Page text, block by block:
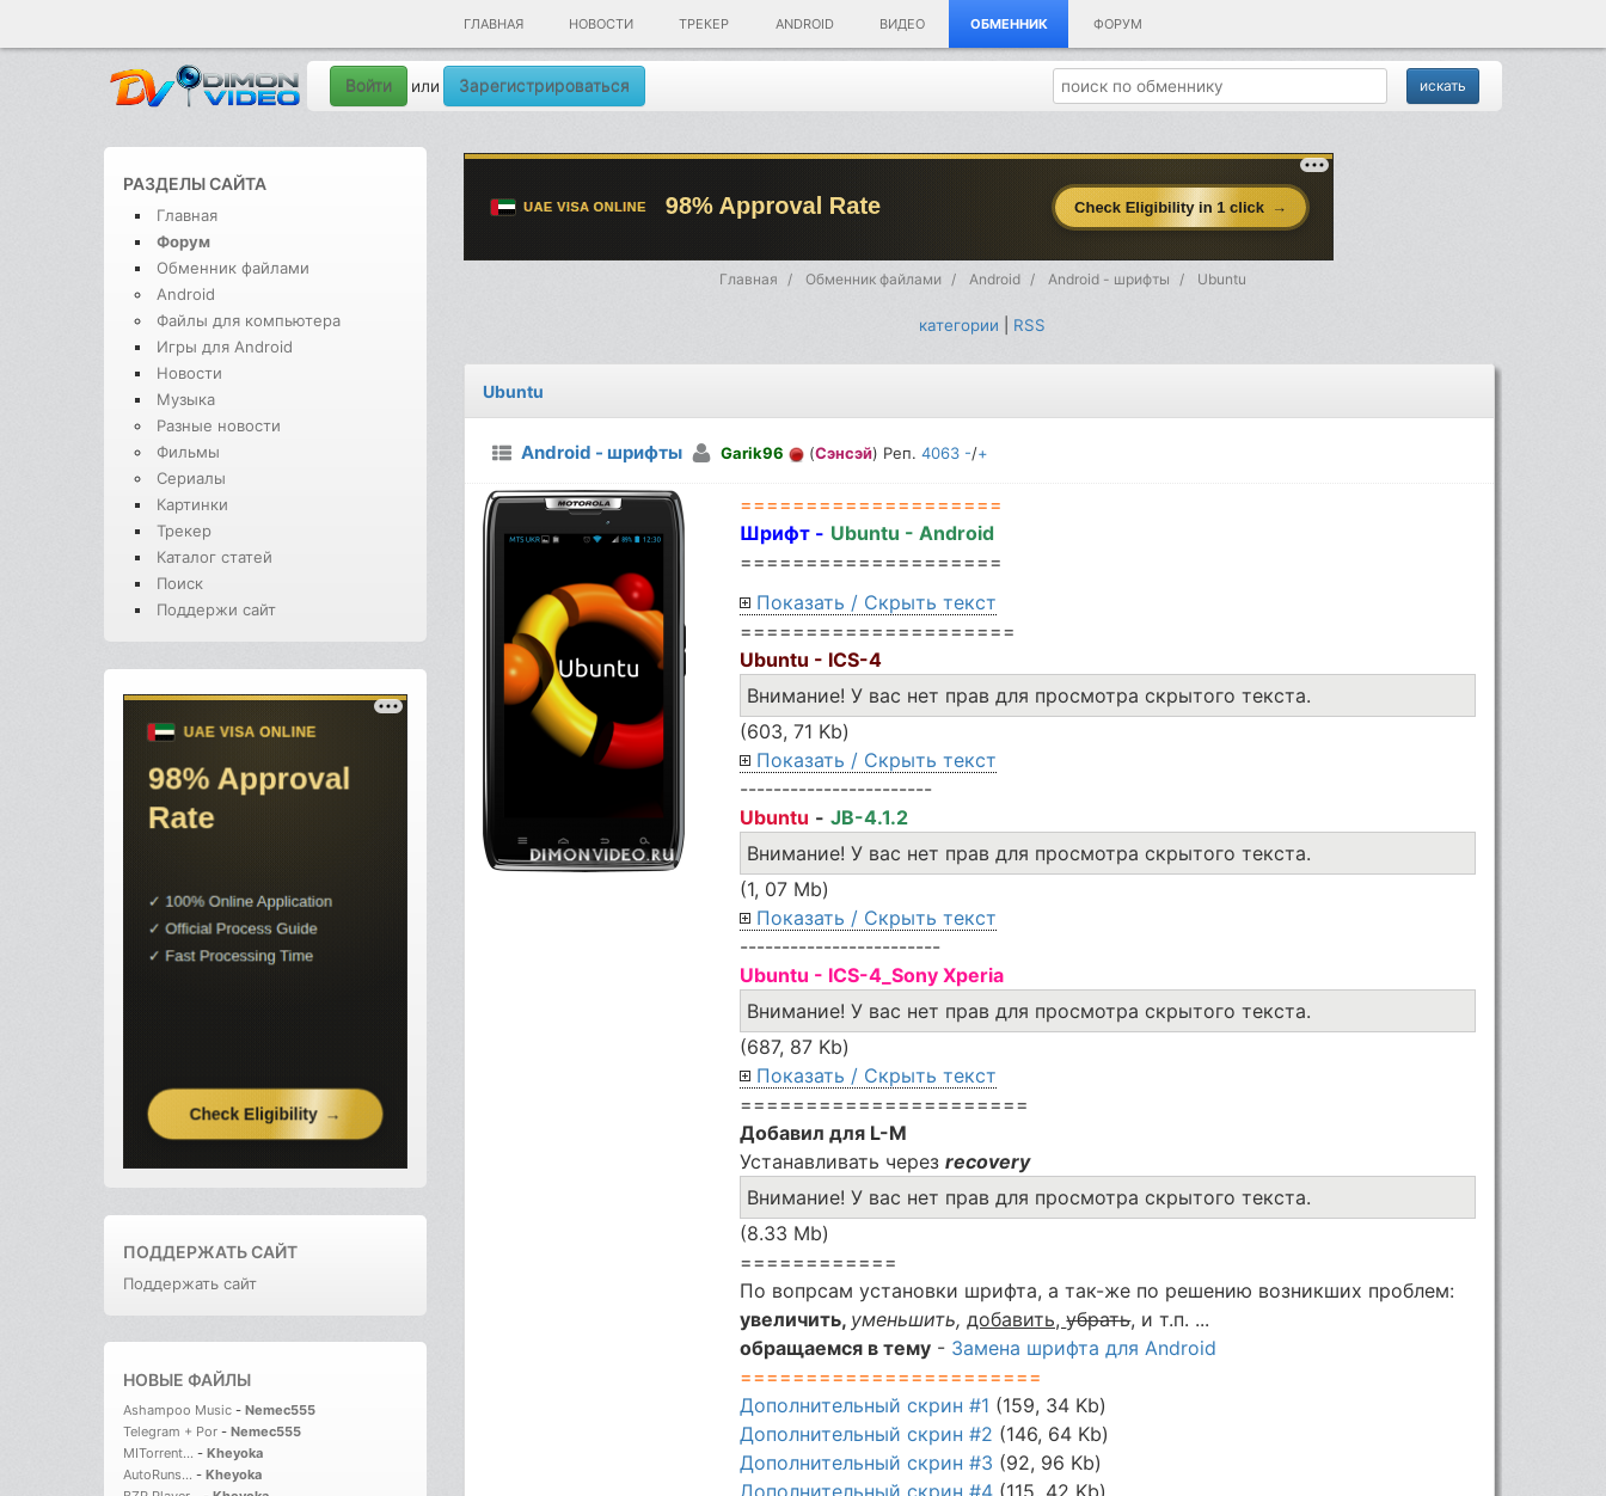
ГЛАВНАЯ НОВОСТИ ТРЕКЕР ANDROID ВИДЕО ОБМЕННИК ФОРУМ
Войти или Зарегистрироваться
РАЗДЕЛЫ САЙТА
Главная
Форум
Обменник файлами
Android
Файлы для компьютера
Игры для Android
Новости
Музыка
Разные новости
Фильмы
Сериалы
Картинки
Трекер
Каталог статей
Поиск
Поддержи сайт
ПОДДЕРЖАТЬ САЙТ
Поддержать сайт
НОВЫЕ ФАЙЛЫ
Ashampoo Music - Nemec555
Telegram + Por - Nemec555
MITorrent... - Kheyoka
AutoRuns... - Kheyoka
Главная Обменник файлами Android Android - шрифты Ubuntu
категории RSS
Ubuntu
Android - шрифты Garik96 (Сэнсэй) Реп.4063 -/+
====================
Шрифт - Ubuntu - Android
====================
Показать / Скрыть текст
=====================
Ubuntu - ICS-4
Внимание! У вас нет прав для просмотра скрытого текста.
(603, 71 Kb)
Показать / Скрыть текст
-----------------------
Ubuntu - JB-4.1.2
Внимание! У вас нет прав для просмотра скрытого текста.
(1, 07 Mb)
Показать / Скрыть текст
------------------------
Ubuntu - ICS-4_Sony Xperia
Внимание! У вас нет прав для просмотра скрытого текста.
(687, 87 Kb)
Показать / Скрыть текст
======================
Добавил для L-M
Устанавливать черезrecovery
Внимание! У вас нет прав для просмотра скрытого текста.
(8.33 Mb)
============
По вопрсам установки шрифта, а так-же по решению возникших проблем:
увеличить, уменьшить,добавить,убрать, и т.п. ...
обращаемся в тему - Замена шрифта для Android
=======================
Дополнительный скрин #1 (159, 34 Kb)
Дополнительный скрин #2 (146, 64 Kb)
Дополнительный скрин #3 (92, 96 Kb)
Дополнительный скрин #4 (115, 42 Kb)